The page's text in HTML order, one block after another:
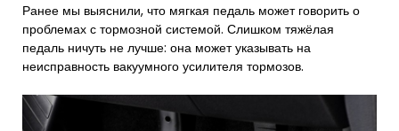
Ранее мы выяснили, что мягкая педаль может говорить о
проблемах с тормозной системой. Слишком тяжёлая
педаль ничуть не лучше: она может указывать на
неисправность вакуумного усилителя тормозов.